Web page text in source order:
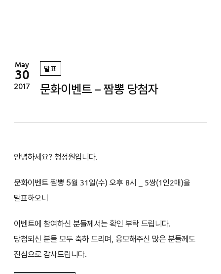
May
30
2017
발표
문화이벤트 – 짬뽕 당첨자
안녕하세요? 청정원입니다.
문화이벤트 짬뽕 5월 31일(수) 오후 8시
_ 5쌍(1인2매)을
발표하오니
이벤트에 참여하신 분들께서는 확인 부탁 드립니다.
당첨되신 분들 모두 축하 드리며, 응모해주신 많은 분들께도
진심으로 감사드립니다.